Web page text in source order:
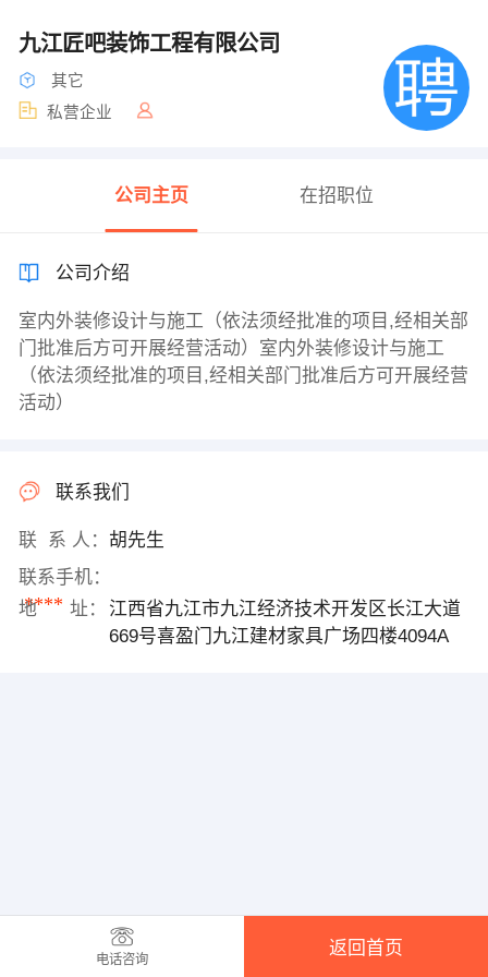
九江匠吧装饰工程有限公司
其它
私营企业
公司主页 在招职位
公司介绍
室内外装修设计与施工（依法须经批准的项目,经相关部
门批准后方可开展经营活动）室内外装修设计与施工
（依法须经批准的项目,经相关部门批准后方可开展经营
活动）
联系我们
联 系 人： 胡先生
联系手机：
****
地 址：
江西省九江市九江经济技术开发区长江大道
669号喜盈门九江建材家具广场四楼4094A
电话咨询
返回首页